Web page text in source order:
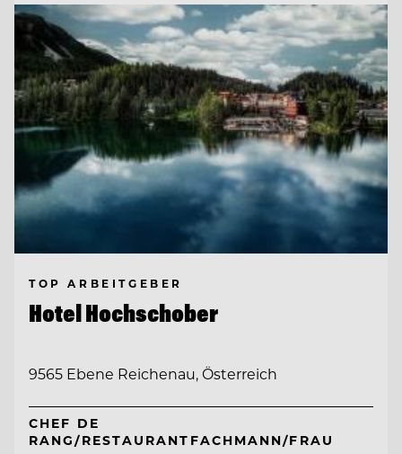
TOP ARBEITGEBER
Hotel Hochschober
9565 Ebene Reichenau, Österreich
CHEF DE
RANG/RESTAURANTFACHMANN/FRAU